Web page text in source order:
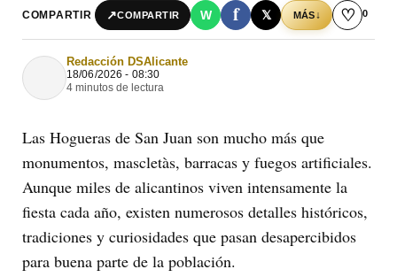
COMPARTIR ↗COMPARTIR W f 𝕏 MÁS↓ ♡ 0
Redacción DSAlicante
18/06/2026 - 08:30
4 minutos de lectura
Las Hogueras de San Juan son mucho más que
monumentos, mascletàs, barracas y fuegos artificiales.
Aunque miles de alicantinos viven intensamente la
fiesta cada año, existen numerosos detalles históricos,
tradiciones y curiosidades que pasan desapercibidos
para buena parte de la población.